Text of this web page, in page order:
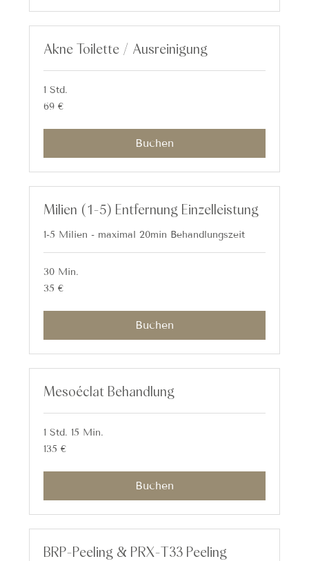
Akne Toilette / Ausreinigung
1 Std.
69
Euro
69 €
Buchen
Milien (1-5) Entfernung Einzelleistung
1-5 Milien - maximal 20min Behandlungszeit
30 Min.
35
Euro
35 €
Buchen
Mesoéclat Behandlung
1 Std. 15 Min.
135
Euro
135 €
Buchen
BRP-Peeling & PRX-T33 Peeling